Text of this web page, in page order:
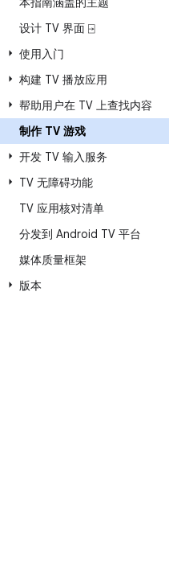
设计 TV 界面 ⍈
使用入门
构建 TV 播放应用
帮助用户在 TV 上查找内容
制作 TV 游戏
开发 TV 输入服务
TV 无障碍功能
TV 应用核对清单
分发到 Android TV 平台
媒体质量框架
版本